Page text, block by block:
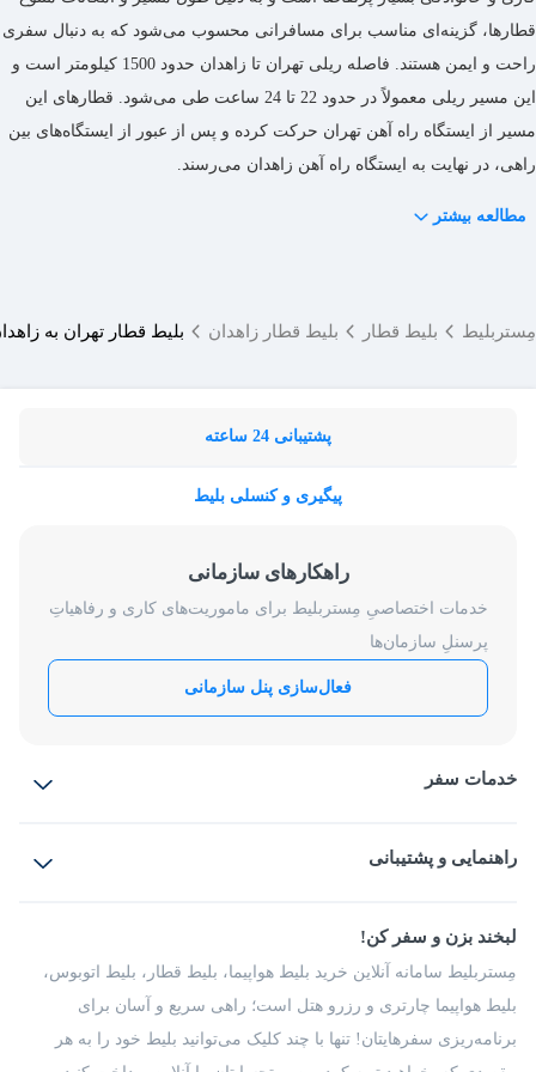
و آسان‌تری را فراهم می‌کند، بلکه به حفظ منابع طبیعی و کاهش
و زاهدان توقف می‌کند.
قطارها، گزینه‌ای مناسب برای مسافرانی محسوب می‌شود که به ‌دنبال سفری
راحت و ایمن هستند. فاصله ریلی تهران تا زاهدان حدود 1500 کیلومتر است و
این مسیر ریلی معمولاً در حدود 22 تا 24 ساعت طی می‌شود. قطارهای این
مسیر از ایستگاه راه‌ آهن تهران حرکت کرده و پس از عبور از ایستگاه‌های بین‌
راهی، در نهایت به ایستگاه راه‌ آهن زاهدان می‌رسند.
مطالعه بیشتر
مِستربلیط بلیط قطار بلیط قطار زاهدان بلیط قطار تهران به
پشتیبانی 24 ساعته
پیگیری و کنسلی بلیط
راهکارهای سازمانی
خدمات اختصاصیِ مِستربلیط برای ماموریت‌های کاری و رفاهیاتِ
پرسنلِ سازمان‌ها
فعال‌سازی پنل سازمانی
خدمات سفر
بلیط قطار
راهنمایی و پشتیبانی
شرایط و مقررات
راهکار سازمانی
فرصت‌های شغلی
درباره ما
لبخند بزن و سفر کن!
مِستربلیط سامانه آنلاین خرید بلیط هواپیما، بلیط قطار، بلیط اتوبوس،
بلیط هواپیما چارتری و رزرو هتل است؛ راهی سریع و آسان برای
برنامه‌ریزی سفرهایتان! تنها با چند کلیک می‌توانید بلیط خود را به هر